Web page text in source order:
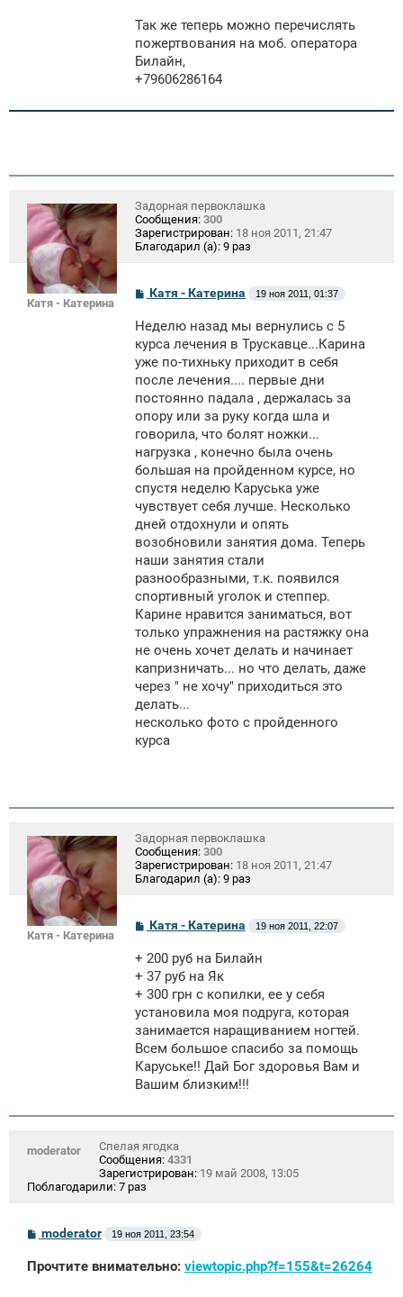
Так же теперь можно перечислять
пожертвования на моб. оператора
Билайн,
+79606286164
Катя - Катерина
Задорная первоклашка
Сообщения: 300
Зарегистрирован: 18 ноя 2011, 21:47
Благодарил (а): 9 раз
С
б
щ
е
н
и
Катя - Катерина 19 ноя 2011, 01:37
Неделю назад мы вернулись с 5
курса лечения в Трускавце...Карина
уже по-тихньку приходит в себя
после лечения.... первые дни
постоянно падала , держалась за
опору или за руку когда шла и
говорила, что болят ножки...
нагрузка , конечно была очень
большая на пройденном курсе, но
спустя неделю Каруська уже
чувствует себя лучше. Несколько
дней отдохнули и опять
возобновили занятия дома. Теперь
наши занятия стали
разнообразными, т.к. появился
спортивный уголок и степпер.
Карине нравится заниматься, вот
только упражнения на растяжку она
не очень хочет делать и начинает
капризничать... но что делать, даже
через " не хочу" приходиться это
делать...
несколько фото с пройденного
курса
Катя - Катерина
Задорная первоклашка
Сообщения: 300
Зарегистрирован: 18 ноя 2011, 21:47
Благодарил (а): 9 раз
С
б
щ
е
н
и
Катя - Катерина 19 ноя 2011, 22:07
+ 200 руб на Билайн
+ 37 руб на Як
+ 300 грн с копилки, ее у себя
установила моя подруга, которая
занимается наращиванием ногтей.
Всем большое спасибо за помощь
Каруське!! Дай Бог здоровья Вам и
Вашим близким!!!
moderator
Спелая ягодка
Сообщения: 4331
Зарегистрирован: 19 май 2008, 13:05
Поблагодарили: 7 раз
С
б
moderator 19 ноя 2011, 23:54
Прочтите внимательно: viewtopic.php?f=155&t=26264